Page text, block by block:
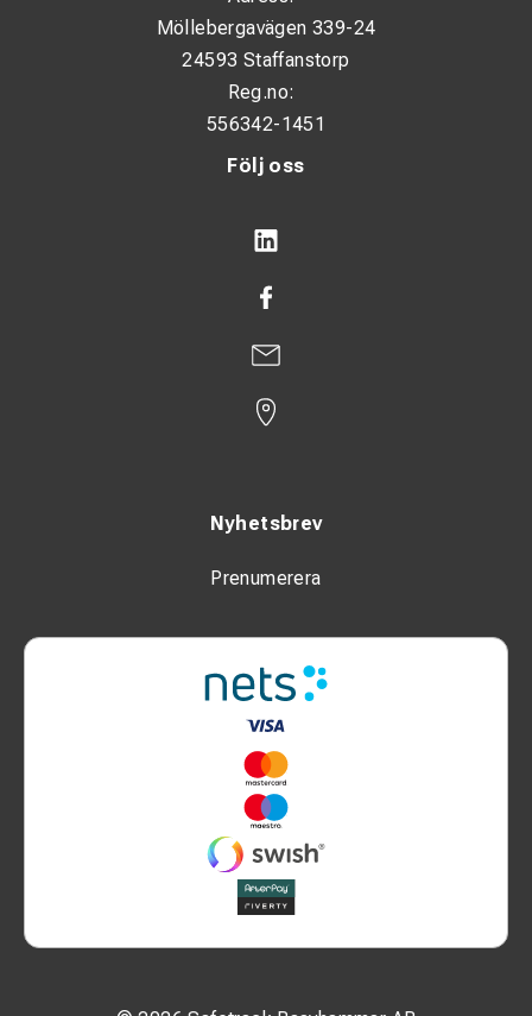
Följ oss
Nyhetsbrev
Prenumerera
Möllebergavägen 339-24
24593 Staffanstorp
Reg.no:
556342-1451